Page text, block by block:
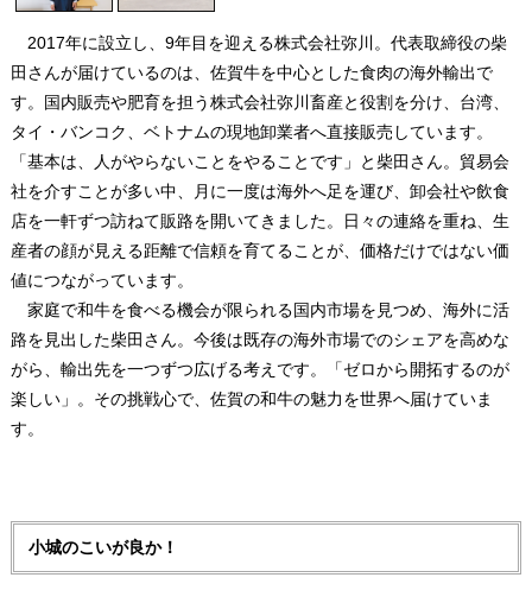
2017年に設立し、9年目を迎える株式会社弥川。代表取締役の柴
田さんが届けているのは、佐賀牛を中心とした食肉の海外輸出で
す。国内販売や肥育を担う株式会社弥川畜産と役割を分け、台湾、
タイ・バンコク、ベトナムの現地卸業者へ直接販売しています。
「基本は、人がやらないことをやることです」と柴田さん。貿易会
社を介すことが多い中、月に一度は海外へ足を運び、卸会社や飲食
店を一軒ずつ訪ねて販路を開いてきました。日々の連絡を重ね、生
産者の顔が見える距離で信頼を育てることが、価格だけではない価
値につながっています。
家庭で和牛を食べる機会が限られる国内市場を見つめ、海外に活
路を見出した柴田さん。今後は既存の海外市場でのシェアを高めな
がら、輸出先を一つずつ広げる考えです。「ゼロから開拓するのが
楽しい」。その挑戦心で、佐賀の和牛の魅力を世界へ届けていま
す。
小城のこいが良か！